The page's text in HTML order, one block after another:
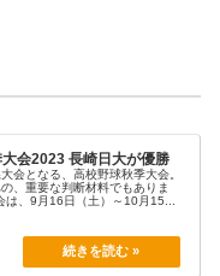
会2023 長崎日大が優勝
会となる、高校野球秋季大会。
、重要な判断材料でもありま
、9月16日（土）～10月15...